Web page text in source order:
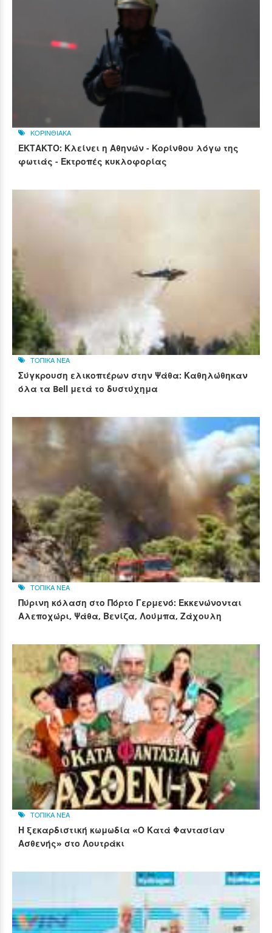
ΚΟΡΙΝΘΙΑΚΑ
ΕΚΤΑΚΤΟ: Κλείνει η Αθηνών - Κορίνθου λόγω της
φωτιάς - Εκτροπές κυκλοφορίας
ΤΟΠΙΚΑ ΝΕΑ
Σύγκρουση ελικοπτέρων στην Ψάθα: Καθηλώθηκαν
όλα τα Bell μετά το δυστύχημα
ΤΟΠΙΚΑ ΝΕΑ
Πύρινη κόλαση στο Πόρτο Γερμενό: Εκκενώνονται
Αλεποχώρι, Ψάθα, Βενίζα, Λούμπα, Ζάχουλη
ΤΟΠΙΚΑ ΝΕΑ
Η ξεκαρδιστική κωμωδία «Ο Κατά Φαντασίαν
Ασθενής» στο Λουτράκι